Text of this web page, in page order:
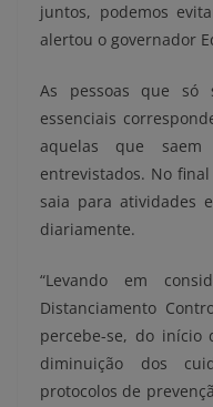
juntos, podemos
alertou o governador
As pessoas que só
essenciais
aquelas que saem
entrevistados. No
saia para atividades
diariamente.
“Levando em
Distanciamento
percebe-se, do
diminuição dos
protocolos de